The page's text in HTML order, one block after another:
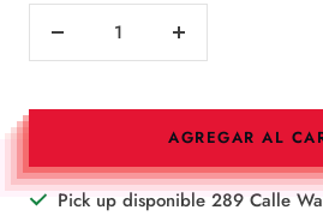
Disminuir
Aumentar
AGREGAR AL
Pick up disponible 289 Calle